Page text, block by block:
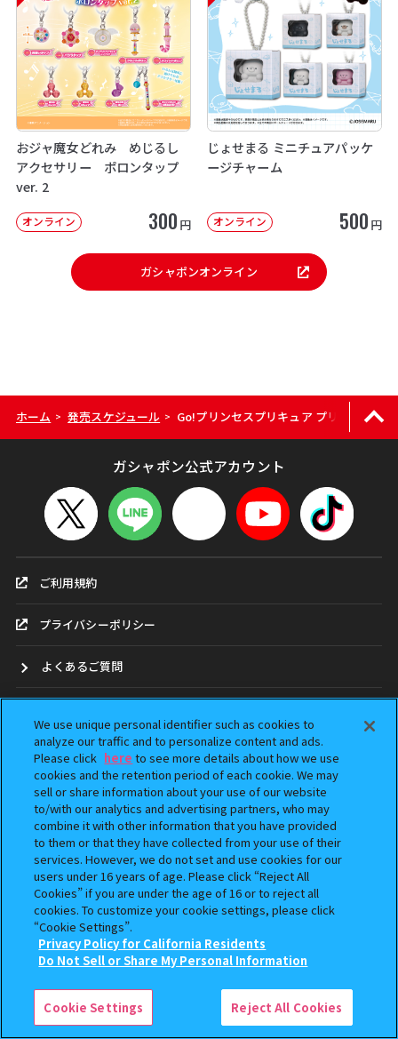
おジャ魔女どれみ めじるし
アクセサリー ポロンタップ
ver. 2
オンライン 300 円
じょせまる ミニチュアパッケ
ージチャーム
オンライン 500 円
ガシャポンオンライン
ホーム > 発売スケジュール > Go!プリンセスプリキュア プリキュアプ
ガシャポン公式アカウント
ご利用規約
プライバシーポリシー
よくあるご質問
ガシャポンどこ？
アンケート
ウェブアクセシビリティ方針
Do Not Sell or Share My Personal Information
本サイトに掲載されている全ての画像、文章、データの無断転用、転載をお断りします。
コピーライト一覧を表示する
We use unique personal identifier such as cookies to
analyze our traffic and to personalize content and ads.
Please click here to see more details about how we use
cookies and the retention period of each cookie. We may
sell or share information about your use of our website
to/with our analytics and advertising partners, who may
combine it with other information that you have provided
to them or that they have collected from your use of their
services. However, we do not set and use cookies for our
users under 16 years of age. Please click “Reject All
Cookies” if you are under the age of 16 or to reject all
cookies. To customize your cookie settings, please click
“Cookie Settings”.
Privacy Policy for California Residents
Do Not Sell or Share My Personal Information
Cookie Settings Reject All Cookies